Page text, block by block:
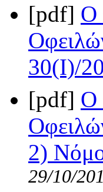
[pdf] Ο
30(I)/
[pdf] Ο
2)
29/10/